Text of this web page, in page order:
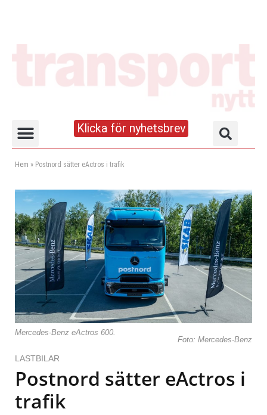
Klicka för nyhetsbrev
Hem » Postnord sätter eActros i trafik
Mercedes-Benz eActros 600.
Foto: Mercedes-Benz
LASTBILAR
Postnord sätter eActros i
trafik